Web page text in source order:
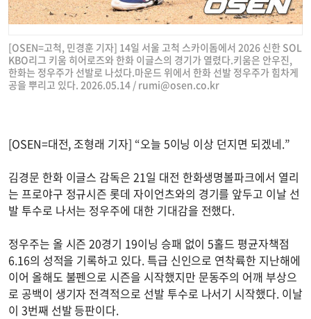
[OSEN=고척, 민경훈 기자] 14일 서울 고척 스카이돔에서 2026 신한 SOL
KBO리그 키움 히어로즈와 한화 이글스의 경기가 열렸다.키움은 안우진,
한화는 정우주가 선발로 나섰다.마운드 위에서 한화 선발 정우주가 힘차게
공을 뿌리고 있다. 2026.05.14 / rumi@osen.co.kr
[OSEN=대전, 조형래 기자] “오늘 5이닝 이상 던지면 되겠네.”
김경문 한화 이글스 감독은 21일 대전 한화생명볼파크에서 열리
는 프로야구 정규시즌 롯데 자이언츠와의 경기를 앞두고 이날 선
발 투수로 나서는 정우주에 대한 기대감을 전했다.
정우주는 올 시즌 20경기 19이닝 승패 없이 5홀드 평균자책점
6.16의 성적을 기록하고 있다. 특급 신인으로 연착륙한 지난해에
이어 올해도 불펜으로 시즌을 시작했지만 문동주의 어깨 부상으
로 공백이 생기자 전격적으로 선발 투수로 나서기 시작했다. 이날
이 3번째 선발 등판이다.